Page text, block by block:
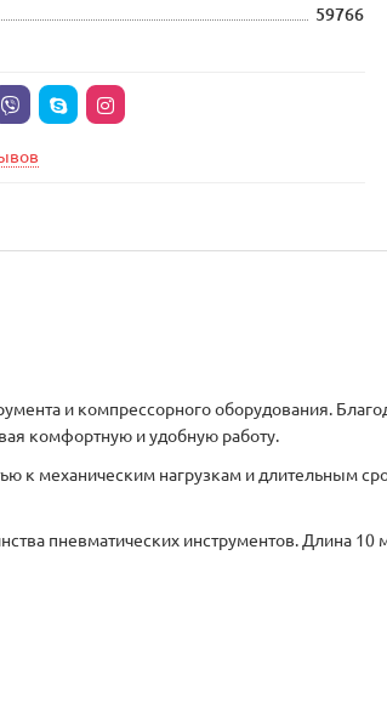
59766
и компрессорного оборудования.
комфортную и удобную работу.
к механическим нагрузкам и длительным
пневматических инструментов. Длина 10